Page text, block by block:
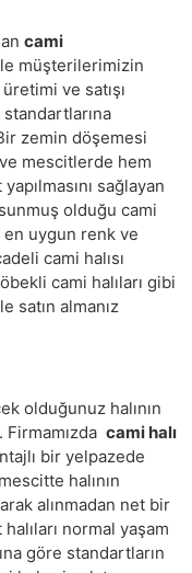
cami
müşterilerimizin
ve satışı
zemin döşemesi
mescitlerde hem
sağlayan
olduğu cami
en uygun renk ve
cami halısı
cami halıları gibi
satın almanız
olduğunuz halının
cami halı
bir yelpazede
halının
alınmadan net bir
normal yaşam
göre standartların